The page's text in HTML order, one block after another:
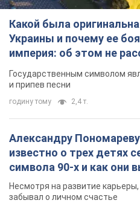
Какой была
Украины и почему ее
империя: об этом не
Государственным символом
и припев песни
годину тому 2,4 т.
Александру
известно о трех детях
символа 90-х и как они
Несмотря на развитие карьеры,
забывал о личном счастье